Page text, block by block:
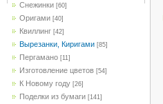
Снежинки [60]
Оригами [40]
Квиллинг [42]
Вырезанки, Киригами [85]
Пергамано [11]
Изготовление цветов [54]
К Новому году [26]
Поделки из бумаги [141]